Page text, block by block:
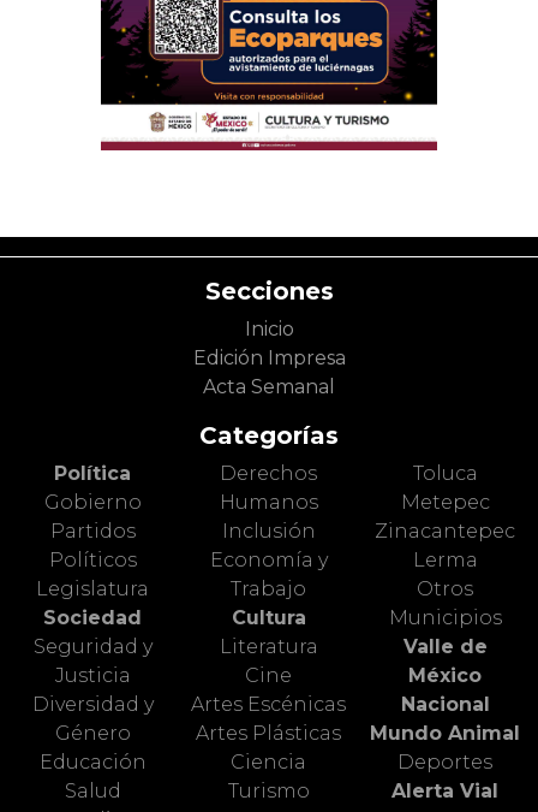
Secciones
Inicio
Edición Impresa
Acta Semanal
Categorías
Política
Gobierno
Partidos
Políticos
Legislatura
Sociedad
Seguridad y
Justicia
Diversidad y
Género
Educación
Salud
Derechos
Humanos
Inclusión
Economía y
Trabajo
Cultura
Literatura
Cine
Artes Escénicas
Artes Plásticas
Ciencia
Turismo
Toluca
Metepec
Zinacantepec
Lerma
Otros
Municipios
Valle de
México
Nacional
Mundo Animal
Deportes
Alerta Vial